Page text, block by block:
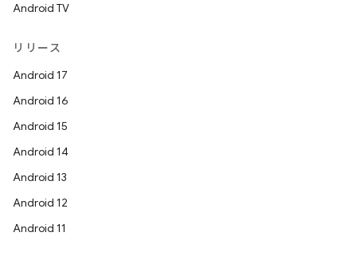
Android TV
リリース
Android 17
Android 16
Android 15
Android 14
Android 13
Android 12
Android 11